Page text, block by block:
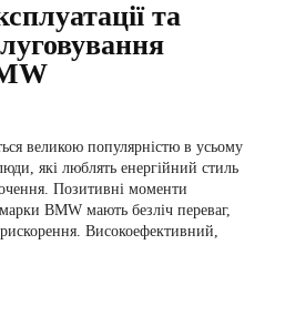
та
великою популярністю в усьому
які люблять енергійний стиль
моменти